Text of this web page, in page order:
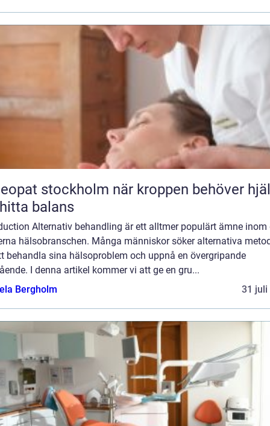
stockholm när kroppen behöver hjälp
balans
Alternativ behandling är ett alltmer populärt ämne inom
hälsobranschen. Många människor söker alternativa
behandla sina hälsoproblem och uppnå en övergripande
I denna artikel kommer vi att ge en gru...
Bergholm
31 juli